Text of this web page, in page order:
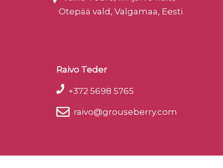
Otepää vald, Valgamaa, Eesti
Raivo Teder
+372 5698 5765
raivo@grouseberry.com